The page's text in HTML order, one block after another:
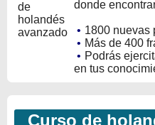
donde
• 1800 nuevas
• Más de 400
• Podrás
en tus
Curso de